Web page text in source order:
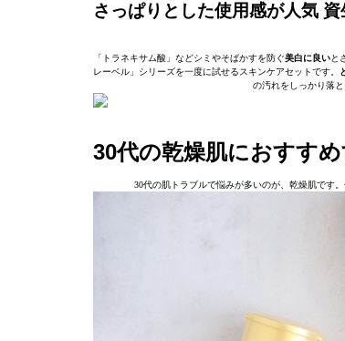
さっぱりとした使用感が人気
「トラネキサム酸」などシミやそばかすを防ぐ美白に良いと
レーベル」シリーズを一度に試せるスキンケアセットです。
の汚れをしっかり落
30代の乾燥肌におすす
30代の肌トラブルで悩みが多いのが、乾燥肌です